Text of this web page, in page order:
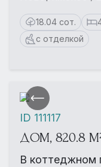
18.04 сот.
с отделкой
ДОМ, 820.8
В коттеджном
ID 111117